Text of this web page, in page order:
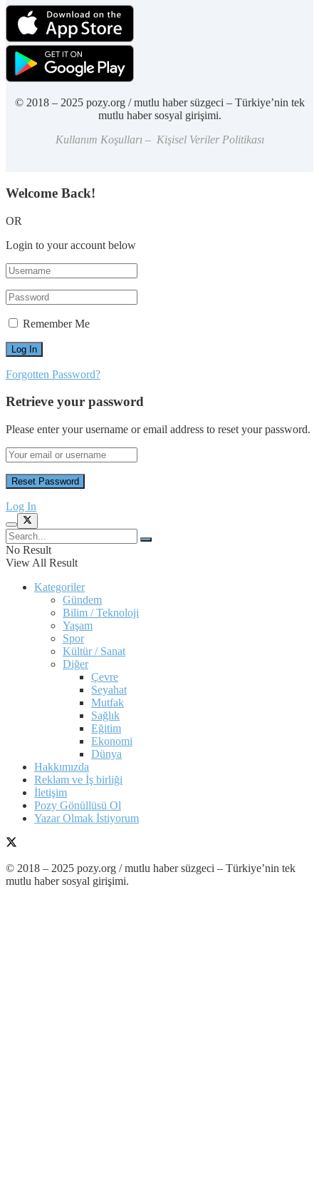
© 2018 – 2025 pozy.org / mutlu haber süzgeci – Türkiye’nin tek
mutlu haber sosyal girişimi.
Kullanım Koşulları – Kişisel Veriler Politikası
Welcome Back!
OR
Login to your account below
Remember Me
Forgotten Password?
Retrieve your password
Please enter your username or email address to reset your password.
Log In
No Result
View All Result
Kategoriler
Gündem
Bilim / Teknoloji
Yaşam
Spor
Kültür / Sanat
Diğer
Çevre
Seyahat
Mutfak
Sağlık
Eğitim
Ekonomi
Dünya
Hakkımızda
Reklam ve İş birliği
İletişim
Pozy Gönüllüsü Ol
Yazar Olmak İstiyorum
© 2018 – 2025 pozy.org / mutlu haber süzgeci – Türkiye’nin tek
mutlu haber sosyal girişimi.